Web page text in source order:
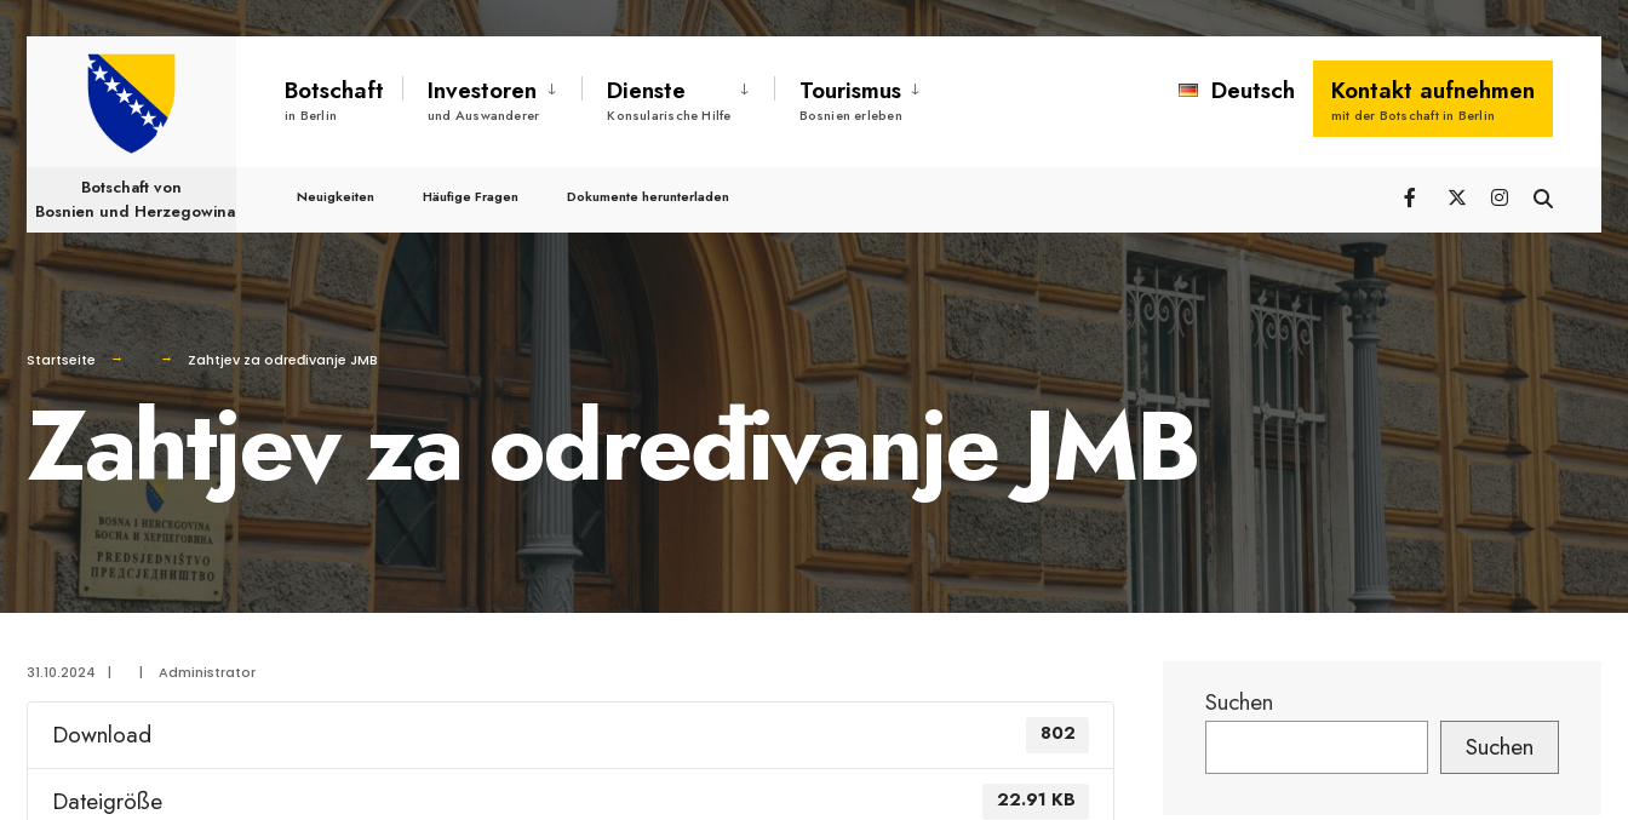
content
Botschaft
in Berlin
Investoren
und Auswanderer
Dienste
Konsularische Hilfe
Tourismus
Bosnien erleben
Kontakt aufnehmen
mit der Botschaft in Berlin
Deutsch
Botschaft von
Bosnien und Herzegowina
Neuigkeiten Häufige Fragen Dokumente herunterladen
Startseite Zahtjev za određivanje JMB
Zahtjev za određivanje JMB
31.10.2024 | | Administrator
Download 802
Dateigröße 22.91 KB
Suchen
Suchen